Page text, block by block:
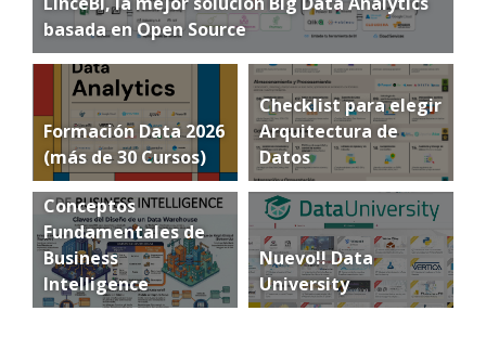
basada en Open Source
Formación Data 2026
(más de 30 Cursos)
Checklist para elegir
Arquitectura de
Datos
Conceptos
Fundamentales de
Business
Intelligence
Nuevo!! Data
University